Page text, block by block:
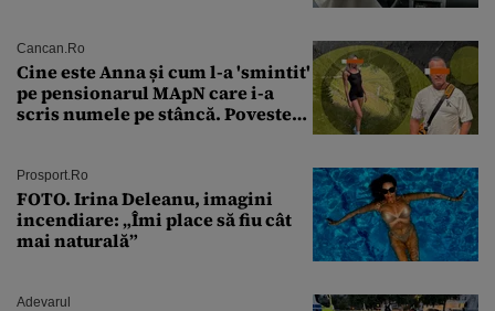
Cancan.ro
Cine este Anna și cum l-a 'smintit'
pe pensionarul MApN care i-a
scris numele pe stâncă. Povestea
Transfăgărășan
Prosport.ro
FOTO. Irina Deleanu, imagini
incendiare: „Îmi place să fiu cât
mai naturală”
Adevarul